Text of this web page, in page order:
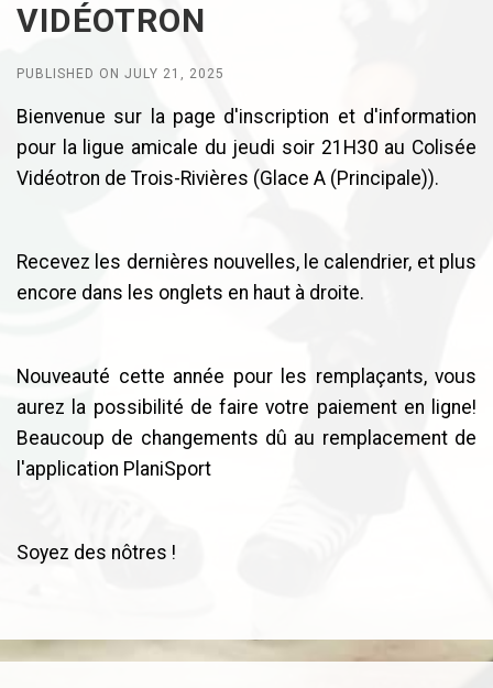
VIDÉOTRON
PUBLISHED ON JULY 21, 2025
Bienvenue sur la page d'inscription et d'information
pour la ligue amicale du jeudi soir 21H30 au Colisée
Vidéotron de Trois-Rivières (Glace A (Principale)).
Recevez les dernières nouvelles, le calendrier, et plus
encore dans les onglets en haut à droite.
Nouveauté cette année pour les remplaçants, vous
aurez la possibilité de faire votre paiement en ligne!
Beaucoup de changements dû au remplacement de
l'application PlaniSport
Soyez des nôtres !